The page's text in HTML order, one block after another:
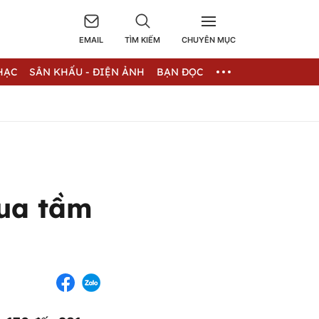
EMAIL TÌM KIẾM CHUYÊN MỤC
SÂN KHẤU - ĐIỆN ẢNH BẠN ĐỌC
tầm